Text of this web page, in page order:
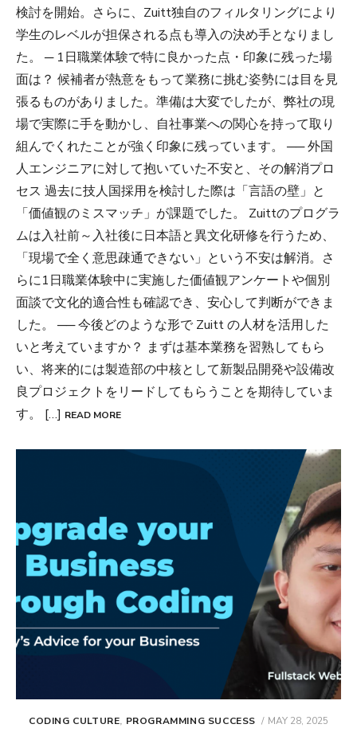
検討を開始。さらに、Zuitt独自のフィルタリングにより
学生のレベルが担保される点も導入の決め手となりまし
た。 ─ 1日職業体験で特に良かった点・印象に残った場
面は？ 候補者が熱意をもって業務に挑む姿勢には目を見
張るものがありました。準備は大変でしたが、弊社の現
場で実際に手を動かし、自社事業への関心を持って取り
組んでくれたことが強く印象に残っています。 ── 外国
人エンジニアに対して抱いていた不安と、その解消プロ
セス 過去に技人国採用を検討した際は「言語の壁」と
「価値観のミスマッチ」が課題でした。 Zuittのプログラ
ムは入社前～入社後に日本語と異文化研修を行うため、
「現場で全く意思疎通できない」という不安は解消。さ
らに1日職業体験中に実施した価値観アンケートや個別
面談で文化的適合性も確認でき、安心して判断ができま
した。 ── 今後どのような形で Zuitt の人材を活用した
いと考えていますか？ まずは基本業務を習熟してもら
い、将来的には製造部の中核として新製品開発や設備改
良プロジェクトをリードしてもらうことを期待していま
す。 […] READ MORE
CODING CULTURE, PROGRAMMING SUCCESS
POSTED
MAY 28, 2025